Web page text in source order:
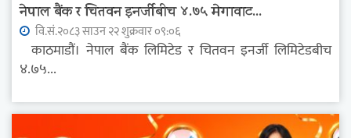
नेपाल बैंक र चितवन इनर्जीबीच ४.७५ मेगावाट...
वि.सं.२०८३ साउन २२ शुक्रवार ०९:०६
काठमाडौं। नेपाल बैंक लिमिटेड र चितवन इनर्जी लिमिटेडबीच
४.७५...